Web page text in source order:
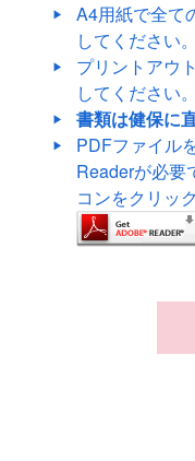
A4用紙で全て
してください。
プリントアウ
してください。
書類は健保に
PDFファイル
Readerが必要
コンをクリッ